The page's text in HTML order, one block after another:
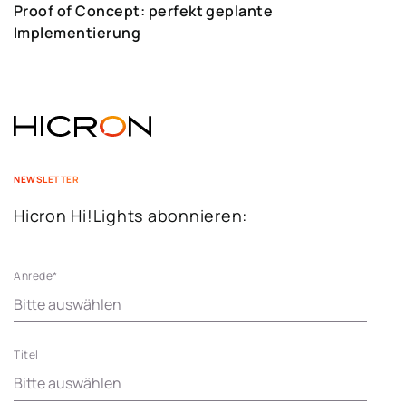
Proof of Concept: perfekt geplante
Implementierung
NEWSLETTER
Hicron Hi!Lights abonnieren:
Anrede*
Titel